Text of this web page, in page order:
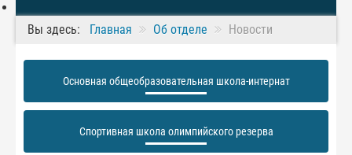
Вы здесь: Главная Об отделе Новости
Основная общеобразовательная школа-интернат
Спортивная школа олимпийского резерва